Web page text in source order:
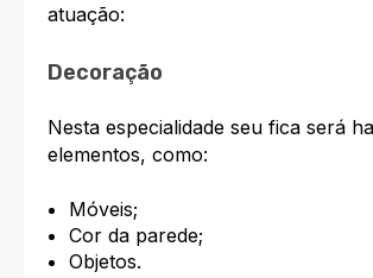
atuação:
Decoração
Nesta especialidade seu fica será
elementos, como:
Móveis;
Cor da parede;
Objetos.